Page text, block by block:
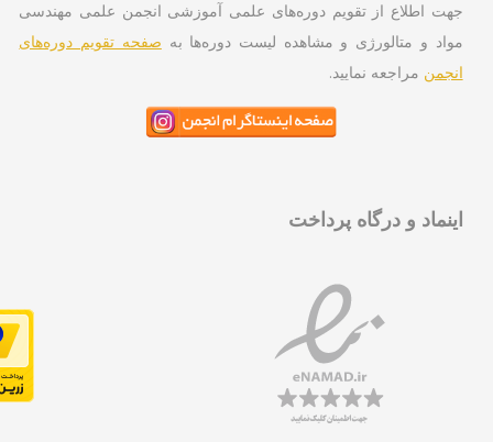
اطلاع از تقویم دوره‌های علمی آموزشی انجمن علمی مهندسی
و متالورژی و مشاهده لیست دوره‌ها بهصفحه تقویم دوره‌های
مراجعه نمایید.
و درگاه پرداخت